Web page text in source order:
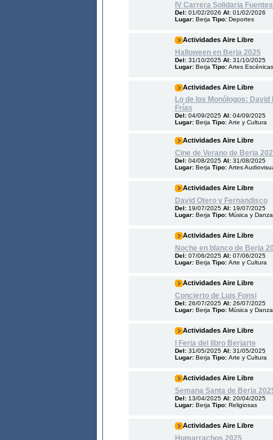
IV Carrera Solidaria
Del: 01/02/2026 Al: 01/02/2026
Lugar: Berja Tipo: Deportes
Actividades Aire Libre
Halloween en Berja 2025
Del: 31/10/2025 Al: 31/10/2025
Lugar: Berja Tipo: Artes Escénicas
Actividades Aire Libre
Lo de los Monólogos:
Frías
Del: 04/09/2025 Al: 04/09/2025
Lugar: Berja Tipo: Arte y Cultura
Actividades Aire Libre
Cine de Verano de Berja
Del: 04/08/2025 Al: 31/08/2025
Lugar: Berja Tipo: Artes
Actividades Aire Libre
David Otero y Fernandisco
Del: 19/07/2025 Al: 19/07/2025
Lugar: Berja Tipo: Música y Danza
Actividades Aire Libre
Noche en blanco de Berja
Del: 07/06/2025 Al: 07/06/2025
Lugar: Berja Tipo: Arte y Cultura
Actividades Aire Libre
Concierto de Luis Fonsi
Del: 26/07/2025 Al: 26/07/2025
Lugar: Berja Tipo: Música y Danza
Actividades Aire Libre
I Feria del libro Berjarte
Del: 31/05/2025 Al: 31/05/2025
Lugar: Berja Tipo: Arte y Cultura
Actividades Aire Libre
Semana Santa de Berja
Del: 13/04/2025 Al: 20/04/2025
Lugar: Berja Tipo: Religiosas
Actividades Aire Libre
Humarrachos 2025